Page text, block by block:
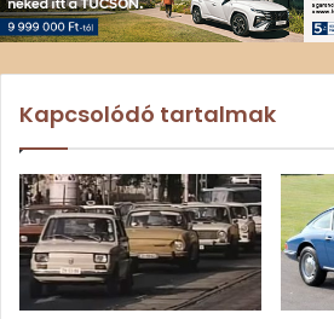
Kapcsolódó tartalmak